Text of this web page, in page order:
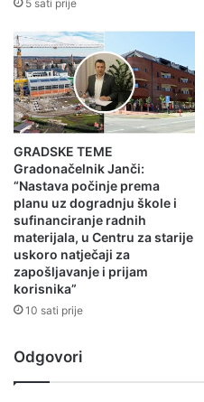
5 sati prije
GRADSKE TEME
Gradonačelnik Janči:
“Nastava počinje prema
planu uz dogradnju škole i
sufinanciranje radnih
materijala, u Centru za starije
uskoro natječaji za
zapošljavanje i prijam
korisnika”
10 sati prije
Odgovori